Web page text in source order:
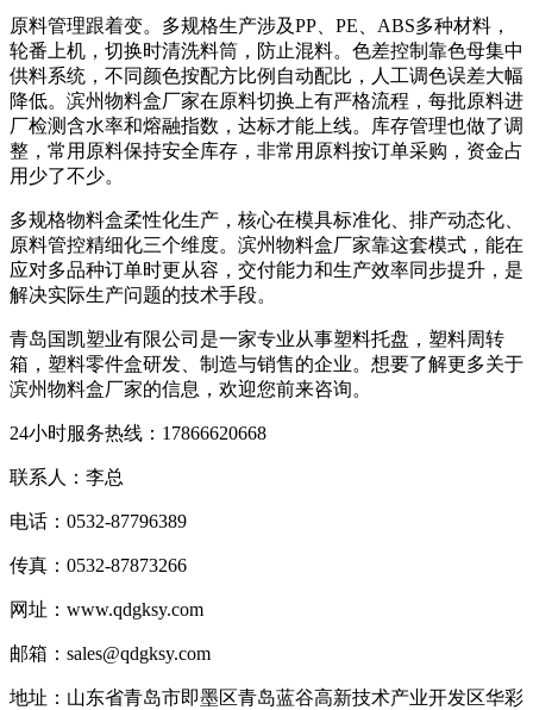
原料管理跟着变。多规格生产涉及PP、PE、ABS多种材料，
轮番上机，切换时清洗料筒，防止混料。色差控制靠色母集中
供料系统，不同颜色按配方比例自动配比，人工调色误差大幅
降低。滨州物料盒厂家在原料切换上有严格流程，每批原料进
厂检测含水率和熔融指数，达标才能上线。库存管理也做了调
整，常用原料保持安全库存，非常用原料按订单采购，资金占
用少了不少。
多规格物料盒柔性化生产，核心在模具标准化、排产动态化、
原料管控精细化三个维度。滨州物料盒厂家靠这套模式，能在
应对多品种订单时更从容，交付能力和生产效率同步提升，是
解决实际生产问题的技术手段。
青岛国凯塑业有限公司是一家专业从事塑料托盘，塑料周转
箱，塑料零件盒研发、制造与销售的企业。想要了解更多关于
滨州物料盒厂家的信息，欢迎您前来咨询。
24小时服务热线：17866620668
联系人：李总
电话：0532-87796389
传真：0532-87873266
网址：www.qdgksy.com
邮箱：sales@qdgksy.com
地址：山东省青岛市即墨区青岛蓝谷高新技术产业开发区华彩